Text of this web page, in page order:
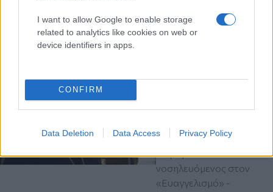
I want to allow Google to enable storage
related to analytics like cookies on web or
device identifiers in apps.
CONFIRM
Data Deletion Data Access Privacy Policy
Για να ενημερωθεί για την
πορεία της υγείας του
Αλβανίας Αναστάσιο -
Κρίσιμη η κατάσταση
της υγείας του (βίντεο)
Παραμένει
νοσηλευόμενος στον
«Ευαγγελισμό» -